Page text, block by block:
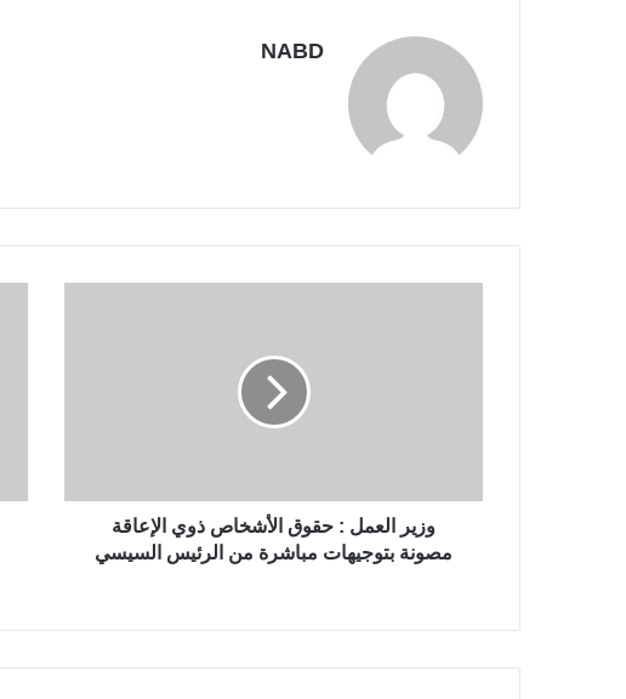
NABD
وزير العمل : حقوق الأشخاص ذوي الإعاقة
مصونة بتوجيهات مباشرة من الرئيس السيسي